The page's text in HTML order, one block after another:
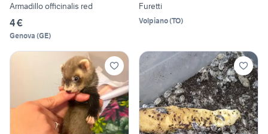
Armadillo officinalis red
4 €
Genova (GE)
Furetti
Volpiano(TO)